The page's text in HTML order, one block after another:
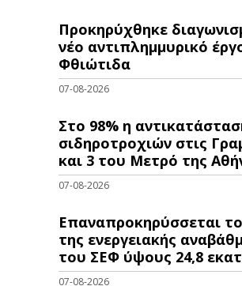
Προκηρύχθηκε
νέo αντιπλημμυρικό
Φθιώτιδα
07-08-2026
Στο 98% η
σιδηροτροχιών στις
και 3 του Μετρό της
07-08-2026
Επαναπροκηρύσσεται
της ενεργειακής
του ΣΕΦ ύψους 24,8
07-08-2026